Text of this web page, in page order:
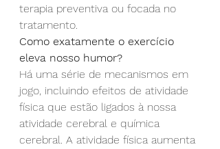
terapia preventiva ou focada no
tratamento.
Como exatamente o exercício
eleva nosso humor?
Há uma série de mecanismos em
jogo, incluindo efeitos de atividade
física que estão ligados à nossa
atividade cerebral e química
cerebral. A atividade física aumenta